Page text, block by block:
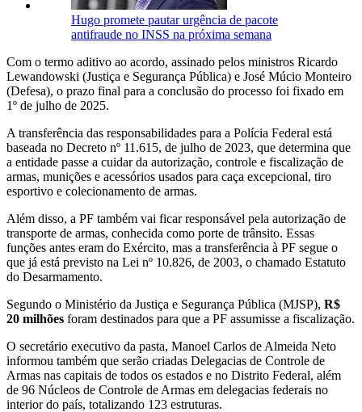
Hugo promete pautar urgência de pacote
antifraude no INSS na próxima semana
Com o termo aditivo ao acordo, assinado pelos ministros Ricardo
Lewandowski (Justiça e Segurança Pública) e José Múcio Monteiro
(Defesa), o prazo final para a conclusão do processo foi fixado em
1º de julho de 2025.
A transferência das responsabilidades para a Polícia Federal está
baseada no Decreto nº 11.615, de julho de 2023, que determina que
a entidade passe a cuidar da autorização, controle e fiscalização de
armas, munições e acessórios usados para caça excepcional, tiro
esportivo e colecionamento de armas.
Além disso, a PF também vai ficar responsável pela autorização de
transporte de armas, conhecida como porte de trânsito. Essas
funções antes eram do Exército, mas a transferência à PF segue o
que já está previsto na Lei nº 10.826, de 2003, o chamado Estatuto
do Desarmamento.
Segundo o Ministério da Justiça e Segurança Pública (MJSP), R$
20 milhões foram destinados para que a PF assumisse a fiscalização.
O secretário executivo da pasta, Manoel Carlos de Almeida Neto
informou também que serão criadas Delegacias de Controle de
Armas nas capitais de todos os estados e no Distrito Federal, além
de 96 Núcleos de Controle de Armas em delegacias federais no
interior do país, totalizando 123 estruturas.